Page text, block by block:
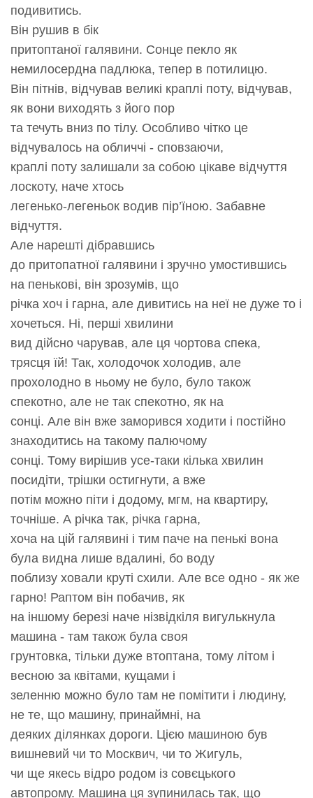
подивитись.
Він рушив в бік
притоптаної галявини. Сонце пекло як
немилосердна падлюка, тепер в потилицю.
Він пітнів, відчував великі краплі поту, відчував,
як вони виходять з його пор
та течуть вниз по тілу. Особливо чітко це
відчувалось на обличчі - сповзаючи,
краплі поту залишали за собою цікаве відчуття
лоскоту, наче хтось
легенько-легеньок водив пір’їною. Забавне
відчуття.
Але нарешті дібравшись
до притопатної галявини і зручно умостившись
на пенькові, він зрозумів, що
річка хоч і гарна, але дивитись на неї не дуже то і
хочеться. Ні, перші хвилини
вид дійсно чарував, але ця чортова спека,
трясця їй! Так, холодочок холодив, але
прохолодно в ньому не було, було також
спекотно, але не так спекотно, як на
сонці. Але він вже заморився ходити і постійно
знаходитись на такому палючому
сонці. Тому вирішив усе-таки кілька хвилин
посидіти, трішки остигнути, а вже
потім можно піти і додому, мгм, на квартиру,
точніше. А річка так, річка гарна,
хоча на цій галявині і тим паче на пенькі вона
була видна лише вдалині, бо воду
поблизу ховали круті схили. Але все одно - як же
гарно! Раптом він побачив, як
на іншому березі наче нізвідкіля вигулькнула
машина - там також була своя
грунтовка, тільки дуже втоптана, тому літом і
весною за квітами, кущами і
зеленню можно було там не помітити і людину,
не те, що машину, принаймні, на
деяких ділянках дороги. Цією машиною був
вишневий чи то Москвич, чи то Жигуль,
чи ще якесь відро родом із совєцького
автопрому. Машина ця зупинилась так, що